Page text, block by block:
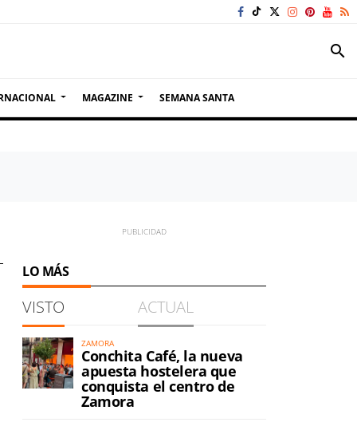
search
MAGAZINE SEMANA SANTA
LO MÁS
VISTO ACTUAL
ZAMORA
Conchita Café, la nueva
apuesta hostelera que
conquista el centro de
Zamora